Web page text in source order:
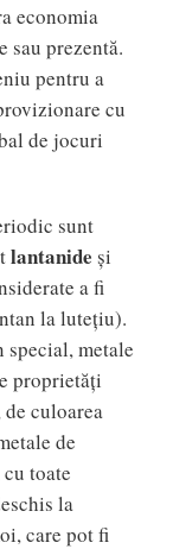
economia
sau prezentă.
pentru a
cu
de jocuri
sunt
lantanide şi
a fi
la luteţiu).
special, metale
proprietăţi
culoarea
de
toate
la
care pot fi